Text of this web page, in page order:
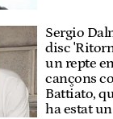
Sergio
disc
un repte
cançons
Battiato,
ha estat